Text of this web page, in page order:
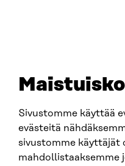
Sivustomme käyttää
evästeitä
sivustomme käyttäjät
mahdollistaaksemme
ARTIKKELI